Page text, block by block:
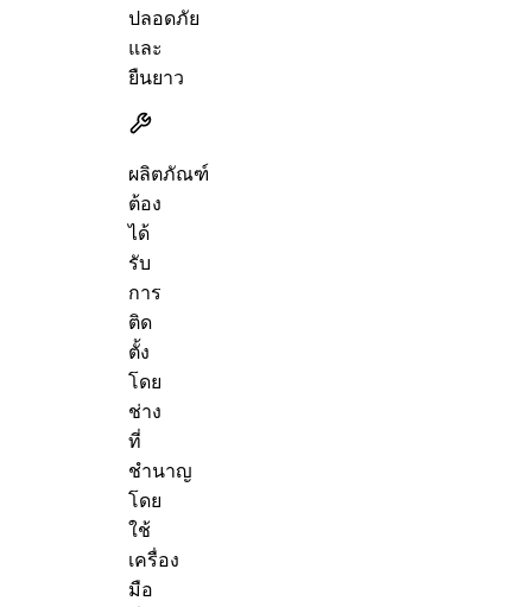
ปลอดภัย
และ
ยืนยาว
ผลิตภัณฑ์
ต้อง
ได้
รับ
การ
ติด
ตั้ง
โดย
ช่าง
ที่
ชำนาญ
โดย
ใช้
เครื่อง
มือ